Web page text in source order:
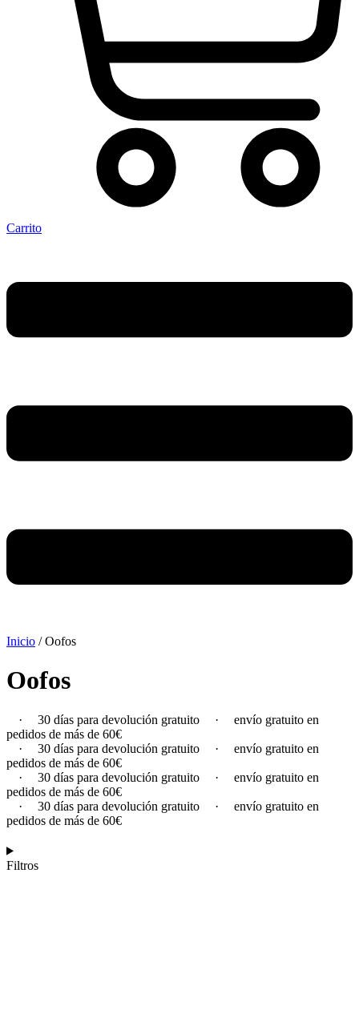
Carrito
Inicio / Oofos
Oofos
· 30 días para devolución gratuito ·
envío gratuito en
pedidos de más de 60€
·
30 días para devolución gratuito ·
envío gratuito en
pedidos de más de 60€
·
30 días para devolución gratuito ·
envío gratuito en
pedidos de más de 60€
·
30 días para devolución gratuito ·
envío gratuito en
pedidos de más de 60€
Filtros